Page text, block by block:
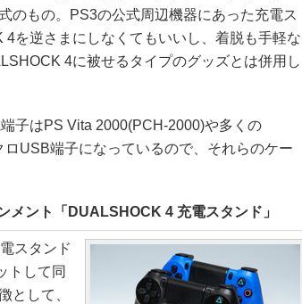
のもの。PS3の公式周辺機器にあった充電ス
を逆さまにしなくてもいいし、着脱も手軽な
4に被せるタイプのグッズとは併用し
子はPS Vita 2000(PCH-2000)や多くの
USB端子になっているので、それらのケー
メント「DUALSHOCK 4 充電スタンド」
スタンド
トして同
として、